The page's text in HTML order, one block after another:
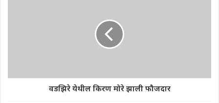
वडझिरे येथील किरण मोरे झाली फौजदार